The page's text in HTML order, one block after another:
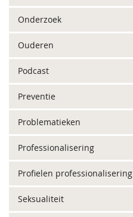
Onderzoek
Ouderen
Podcast
Preventie
Problematieken
Professionalisering
Profielen professionalisering
Seksualiteit